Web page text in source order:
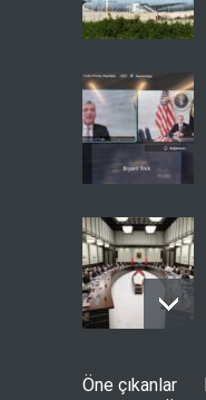
Öne çıkanlar